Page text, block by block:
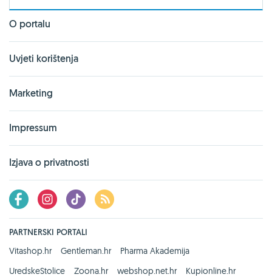
O portalu
Uvjeti korištenja
Marketing
Impressum
Izjava o privatnosti
PARTNERSKI PORTALI
Vitashop.hr
Gentleman.hr
Pharma Akademija
UredskeStolice
Zoona.hr webshop.net.hr Kupionline.hr